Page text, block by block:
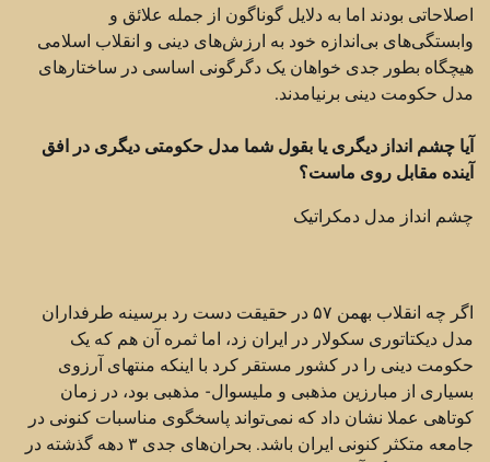
اصلاحاتی بودند اما به دلایل گوناگون از جمله علائق و
وابستگی‌های بی‌اندازه خود به ارزش‌های دینی و انقلاب اسلامی
هیچگاه بطور جدی خواهان یک دگرگونی اساسی در ساختارهای
مدل حکومت دینی برنیامدند.
آیا چشم انداز دیگری یا بقول شما مدل حکومتی دیگری در افق
آینده مقابل روی ماست؟
چشم انداز مدل دمکراتیک
اگر چه انقلاب بهمن ۵۷ در حقیقت دست رد برسینه طرفداران
مدل دیکتاتوری سکولار در ایران زد، اما ثمره آن هم که یک
حکومت دینی را در کشور مستقر کرد با اینکه منتهای آرزوی
بسیاری از مبارزین مذهبی و ملیسوال- مذهبی بود،‌ در زمان
کوتاهی عملا نشان داد که نمی‌تواند پاسخگوی مناسبات کنونی در
جامعه متکثر کنونی ایران باشد. بحران‌های جدی ۳ دهه گذشته در